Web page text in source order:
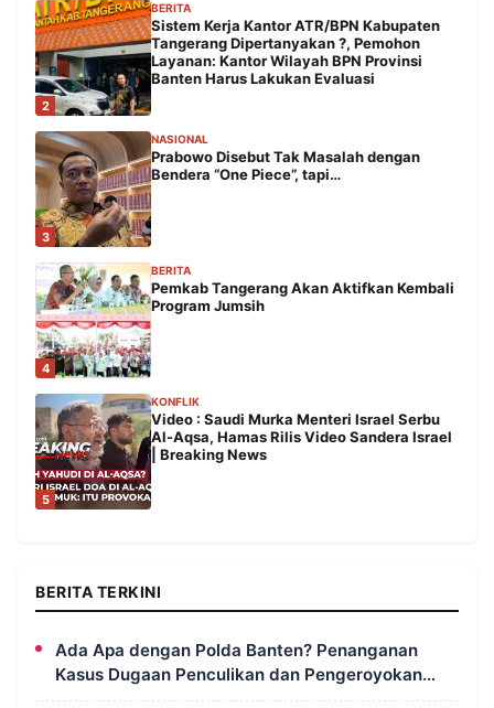
2
BERITA
Sistem Kerja Kantor ATR/BPN Kabupaten
Tangerang Dipertanyakan ?, Pemohon
Layanan: Kantor Wilayah BPN Provinsi
Banten Harus Lakukan Evaluasi
3
NASIONAL
Prabowo Disebut Tak Masalah dengan
Bendera “One Piece”, tapi…
4
BERITA
Pemkab Tangerang Akan Aktifkan Kembali
Program Jumsih
5
KONFLIK
Video : Saudi Murka Menteri Israel Serbu
Al-Aqsa, Hamas Rilis Video Sandera Israel
| Breaking News
BERITA TERKINI
Ada Apa dengan Polda Banten? Penanganan
Kasus Dugaan Penculikan dan Pengeroyokan
Aktivis UUN Dipertanyakan